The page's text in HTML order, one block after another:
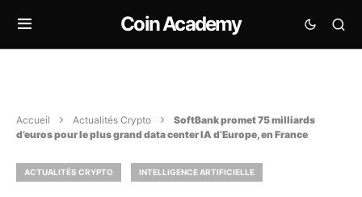
Coin Academy
Accueil Actualités Crypto
SoftBank promet 75 milliards
d’euros pour le plus grand data center IA d’Europe, en France
ACTUALITÉS CRYPTO INTELLIGENCE ARTIFICIELLE